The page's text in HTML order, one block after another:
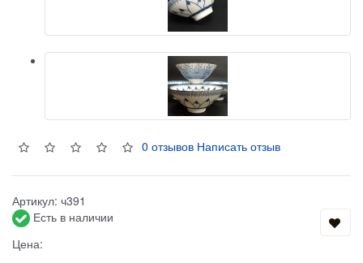
0 отзывов Написать отзыв
Артикул: ч391
Есть в наличии
Цена: